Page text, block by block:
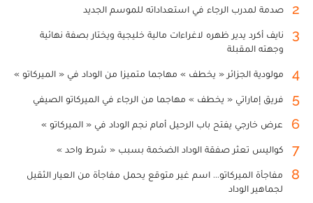
2 صدمة لمدرب الرجاء في استعداداته للموسم الجديد
3
نايف أكرد يدير ظهره لاغراءات مالية خليجية ويختار بصفة نهائية
وجهته المقبلة
4 مولودية الجزائر « يخطف » مهاجما متميزا من الوداد في « الميركاتو »
5 فريق إماراتي « يخطف » مهاجما من الرجاء في الميركاتو الصيفي
6 عرض خارجي يفتح باب الرحيل أمام نجم الوداد في « الميركاتو »
7 كواليس تعثر صفقة الوداد الضخمة بسبب « شرط واحد »
8
مفاجأة الميركاتو... اسم غير متوقع يحمل مفاجأة من العيار الثقيل
لجماهير الوداد